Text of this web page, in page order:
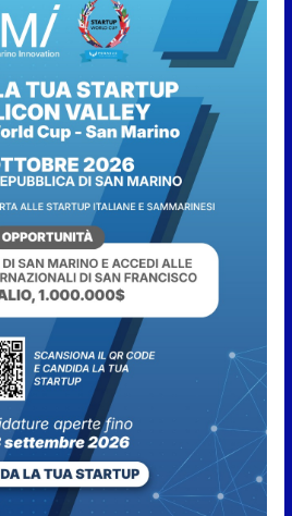
risparmio è sempre buona
norma